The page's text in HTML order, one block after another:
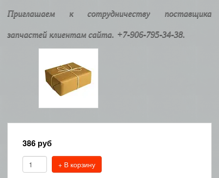
Приглашаем к сотрудничеству поставщика
запчастей клиентам сайта. +7-906-795-34-38.
386 руб
+ В корзину